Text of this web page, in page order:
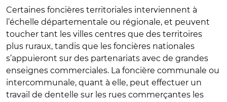
Certaines foncières territoriales interviennent à
l’échelle départementale ou régionale, et peuvent
toucher tant les villes centres que des territoires
plus ruraux, tandis que les foncières nationales
s’appuieront sur des partenariats avec de grandes
enseignes commerciales. La foncière communale ou
intercommunale, quant à elle, peut effectuer un
travail de dentelle sur les rues commerçantes les